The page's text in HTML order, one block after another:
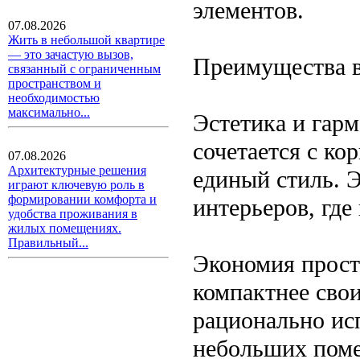
07.08.2026
Жить в небольшой квартире
— это зачастую вызов,
связанный с ограниченным
пространством и
необходимостью
максимально...
07.08.2026
Архитектурные решения
играют ключевую роль в
формировании комфорта и
удобства проживания в
жилых помещениях.
Правильный...
элементов.
Преимущества
Эстетика и
сочетается с
единый стиль.
интерьеров,
Экономия
компактнее
рационально
небольших